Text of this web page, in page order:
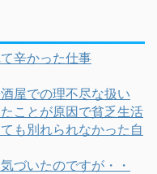
辛かった仕事
屋での理不尽な扱い
ことが原因で貧乏生活
も別れられなかった自
づいたのですが・・